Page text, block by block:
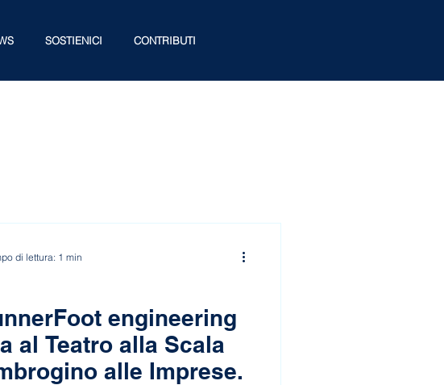
SOSTIENICI CONTRIBUTI
engineering
al Teatro alla Scala
alle Imprese.
di lettura: 1 min